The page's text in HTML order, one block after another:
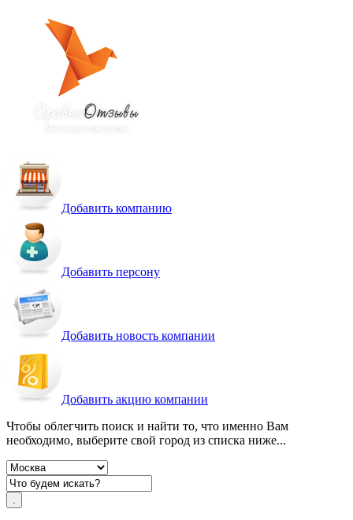
Добавить компанию
Добавить персону
Добавить новость компании
Добавить акцию компании
Чтобы облегчить поиск и найти то, что именно Вам
необходимо, выберите свой город из списка ниже...